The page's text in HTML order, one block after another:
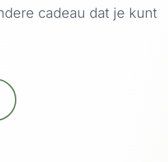
cadeau dat je kunt